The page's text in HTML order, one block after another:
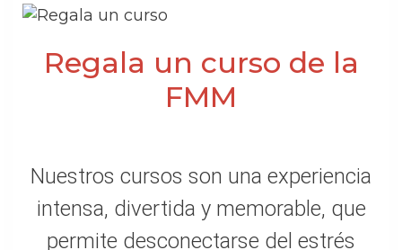
Regala un curso de la
FMM
Nuestros cursos son una experiencia
intensa, divertida y memorable, que
permite desconectarse del estrés